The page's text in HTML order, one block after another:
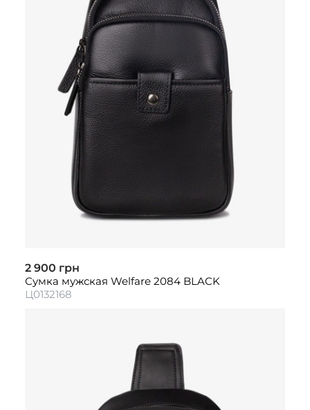
2 900 грн
Сумка мужская Welfare 2084 BLACK
Ц0132168